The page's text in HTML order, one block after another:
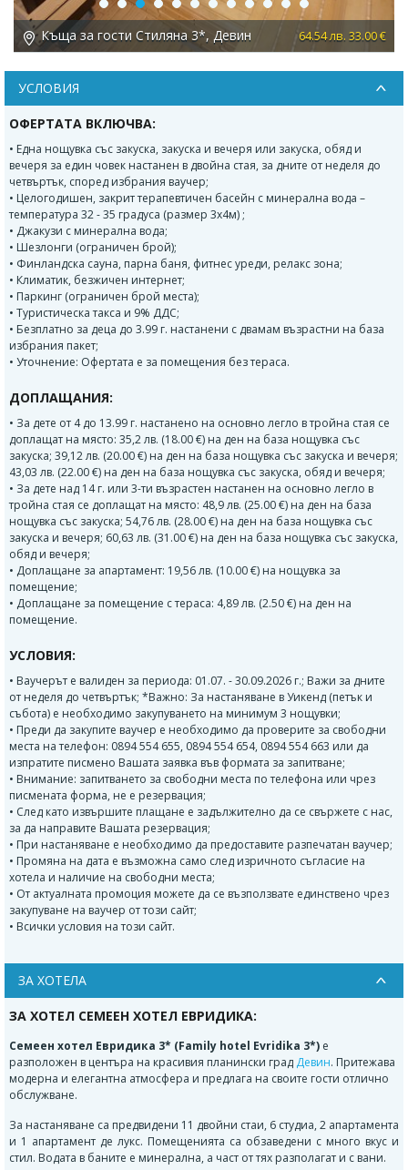
Къща за гости Стиляна 3*, Девин 64.54 лв. 33.00 €
Previous
УСЛОВИЯ
ОФЕРТАТА ВКЛЮЧВА:
• Една нощувка със закуска, закуска и вечеря или закуска, обяд и
вечеря за един човек настанен в двойна стая, за дните от неделя до
четвъртък, според избрания ваучер;
• Целогодишен, закрит терапевтичен басейн с минерална вода –
температура 32 - 35 градуса (размер 3х4м) ;
• Джакузи с минерална вода;
• Шезлонги (ограничен брой);
• Финландска сауна, парна баня, фитнес уреди, релакс зона;
• Климатик, безжичен интернет;
• Паркинг (ограничен брой места);
• Туристическа такса и 9% ДДС;
• Безплатно за деца до 3.99 г. настанени с двамам възрастни на база
избрания пакет;
• Уточнение: Офертата е за помещения без тераса.
ДОПЛАЩАНИЯ:
• За дете от 4 до 13.99 г. настанено на основно легло в тройна стая се
доплащат на място: 35,2 лв. (18.00 €) на ден на база нощувка със
закуска; 39,12 лв. (20.00 €) на ден на база нощувка със закуска и вечеря;
43,03 лв. (22.00 €) на ден на база нощувка със закуска, обяд и вечеря;
• За дете над 14 г. или 3-ти възрастен настанен на основно легло в
тройна стая се доплащат на място: 48,9 лв. (25.00 €) на ден на база
нощувка със закуска; 54,76 лв. (28.00 €) на ден на база нощувка със
закуска и вечеря; 60,63 лв. (31.00 €) на ден на база нощувка със закуска,
обяд и вечеря;
• Доплащане за апартамент: 19,56 лв. (10.00 €) на нощувка за
помещение;
• Доплащане за помещение с тераса: 4,89 лв. (2.50 €) на ден на
помещение.
УСЛОВИЯ:
• Ваучерът е валиден за периода: 01.07. - 30.09.2026 г.; Важи за дните
от неделя до четвъртък; *Важно: За настаняване в Уикенд (петък и
събота) е необходимо закупуването на минимум 3 нощувки;
• Преди да закупите ваучер е необходимо да проверите за свободни
места на телефон: 0894 554 655, 0894 554 654, 0894 554 663 или да
изпратите писмено Вашата заявка във формата за запитване;
• Внимание: запитването за свободни места по телефона или чрез
писмената форма, не е резервация;
• След като извършите плащане е задължително да се свържете с нас,
за да направите Вашата резервация;
• При настаняване е необходимо да предоставите разпечатан ваучер;
• Промяна на дата е възможна само след изричното съгласие на
хотела и наличие на свободни места;
• От актуалната промоция можете да се възползвате единствено чрез
закупуване на ваучер от този сайт;
• Всички условия на този сайт.
ЗА ХОТЕЛА
ЗА ХОТЕЛ СЕМЕЕН ХОТЕЛ ЕВРИДИКА:
Семеен хотел Евридика 3* (Family hotel Evridika 3*) е
разположен в центъра на красивия планински град Девин. Притежава
модерна и елегантна атмосфера и предлага на своите гости отлично
обслужване.
За настаняване са предвидени 11 двойни стаи, 6 студиа, 2 апартамента
и 1 апартамент де лукс. Помещенията са обзаведени с много вкус и
стил. Водата в баните е минерална, а част от тях разполагат и с вани.